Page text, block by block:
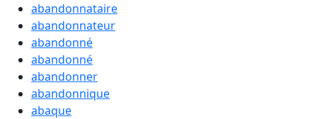
abandonnataire
abandonnateur
abandonné
abandonné
abandonner
abandonnique
abaque